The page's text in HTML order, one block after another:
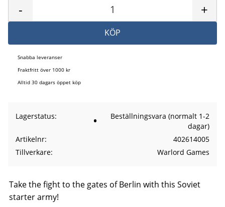
+
-
KÖP
Snabba leveranser
Fraktfritt över 1000 kr
Alltid 30 dagars öppet köp
Lagerstatus
Beställningsvara (normalt 1-2
dagar)
Artikelnr
402614005
Tillverkare
Warlord Games
Take the fight to the gates of Berlin with this Soviet
starter army!